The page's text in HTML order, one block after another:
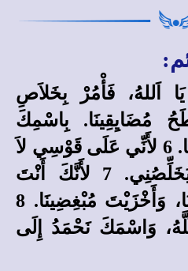
اَللهُ، فَأْمُرْ بِخَلاَصِ
نَنْطَحُ مُضَايِقِينَا. بِاسْمِكَ
نَدُوسُ الْقَائِمِينَ عَلَيْنَا. 6 لأَنِّي عَلَى قَوْسِي لاَ
أَتَّكِلُ، وَسَيْفِي لاَ يُخَلِّصُنِي. 7 لأَنَّكَ أَنْتَ
خَلَّصْتَنَا مِنْ مُضَايِقِينَا، وَأَخْزَيْتَ مُبْغِضِينَا. 8
وَاسْمَكَ نَحْمَدُ إِلَى